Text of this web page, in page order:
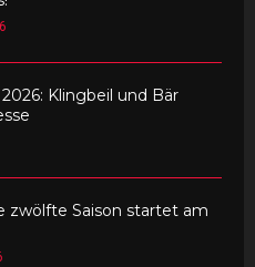
Klingbeil und Bär
zwölfte Saison startet am